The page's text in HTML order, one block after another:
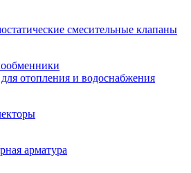
смесительные клапаны
отопления и водоснабжения
арматура